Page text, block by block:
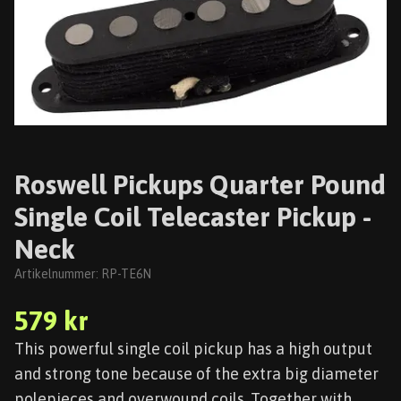
Roswell Pickups Quarter Pound
Single Coil Telecaster Pickup -
Neck
Artikelnummer: RP-TE6N
579 kr
This powerful single coil pickup has a high output
and strong tone because of the extra big diameter